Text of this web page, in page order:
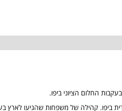
החלום הציוני ביפו.